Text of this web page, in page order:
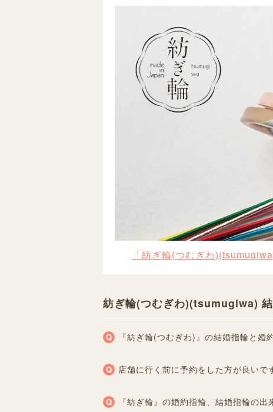
「紡ぎ輪(つむぎわ
紡ぎ輪(つむぎわ)(tsumugiwa)
『紡ぎ輪(つむぎわ)』の結婚指輪と婚
店舗に行く前に予約をした方が良いで
『紡ぎ輪』の婚約指輪、結婚指輪の